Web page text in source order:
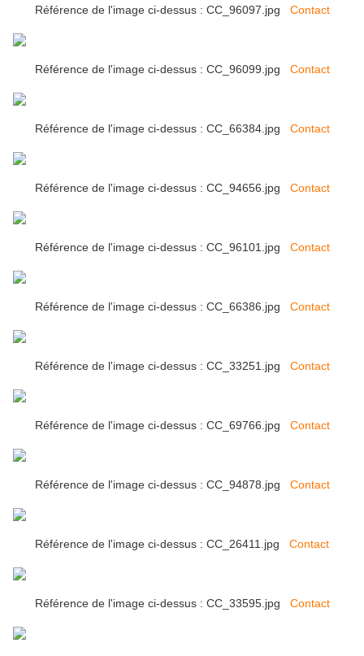
Référence de l'image ci-dessus : CC_96097.jpg Contact
Référence de l'image ci-dessus : CC_96099.jpg Contact
Référence de l'image ci-dessus : CC_66384.jpg Contact
Référence de l'image ci-dessus : CC_94656.jpg Contact
Référence de l'image ci-dessus : CC_96101.jpg Contact
Référence de l'image ci-dessus : CC_66386.jpg Contact
Référence de l'image ci-dessus : CC_33251.jpg Contact
Référence de l'image ci-dessus : CC_69766.jpg Contact
Référence de l'image ci-dessus : CC_94878.jpg Contact
Référence de l'image ci-dessus : CC_26411.jpg Contact
Référence de l'image ci-dessus : CC_33595.jpg Contact